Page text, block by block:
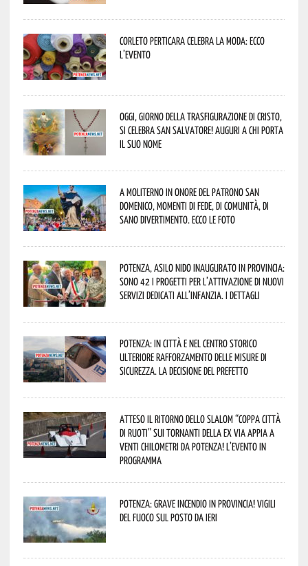
Corleto Perticara celebra la moda: ecco
l’evento
Oggi, giorno della Trasfigurazione di Cristo,
si celebra San Salvatore! Auguri a chi porta
il suo nome
A Moliterno in onore del Patrono San
Domenico, momenti di fede, di comunità, di
sano divertimento. Ecco le foto
Potenza, asilo nido inaugurato in provincia:
sono 42 i progetti per l’attivazione di nuovi
servizi dedicati all’infanzia. I dettagli
Potenza: in città e nel centro storico
ulteriore rafforzamento delle misure di
sicurezza. La decisione del Prefetto
Atteso il ritorno dello slalom “Coppa Città
di Ruoti” sui tornanti della ex via Appia a
venti chilometri da Potenza! L’evento in
programma
Potenza: grave incendio in Provincia! Vigili
del fuoco sul posto da ieri